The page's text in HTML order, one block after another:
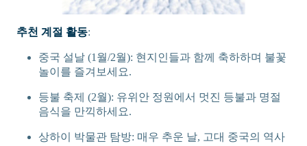
추천 계절 활동:
중국 설날 (1월/2월): 현지인들과 함께 축하하며 불꽃
놀이를 즐겨보세요.
등불 축제 (2월): 유위안 정원에서 멋진 등불과 명절
음식을 만끽하세요.
상하이 박물관 탐방: 매우 추운 날, 고대 중국의 역사